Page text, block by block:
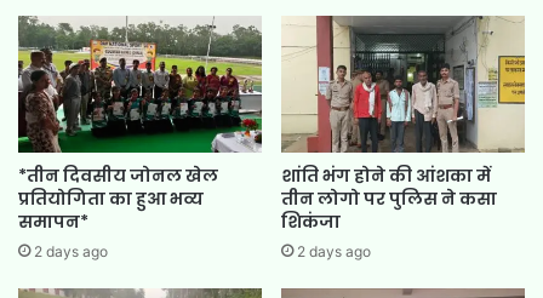
*तीन दिवसीय जोनल खेल
प्रतियोगिता का हुआ भव्य
समापन*
2 days ago
शांति भंग होने की आंशका में
तीन लोगो पर पुलिस ने कसा
शिकंजा
2 days ago